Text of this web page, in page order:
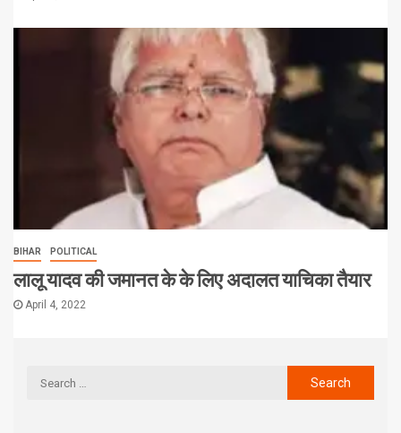
BIHAR POLITICAL
लालू यादव की जमानत के के लिए अदालत याचिका तैयार
April 4, 2022